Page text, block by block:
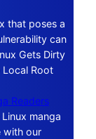
that poses a
can
Gets Dirty
Local Root
Readers
manga
with our